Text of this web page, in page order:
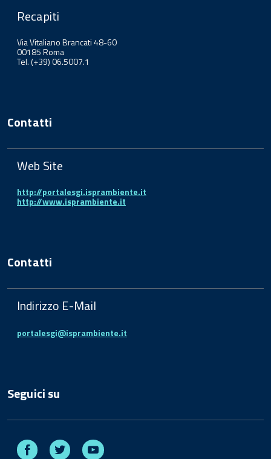
Recapiti
Via Vitaliano Brancati 48-60
00185 Roma
Tel. (+39) 06.5007.1
Contatti
Web Site
http://portalesgi.isprambiente.it
http://www.isprambiente.it
Contatti
Indirizzo E-Mail
portalesgi@isprambiente.it
Seguici su
Facebook Twitter